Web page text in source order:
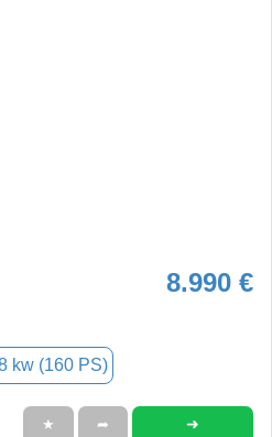
8.990 €
kw (160 PS)
★ ➦ ➜